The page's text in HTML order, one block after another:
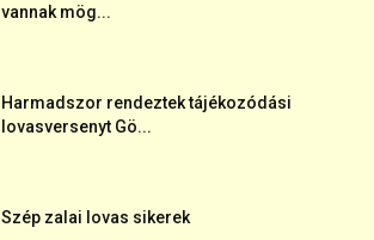
vannak mög...
Harmadszor rendeztek tájékozódási
lovasversenyt Gö...
Szép zalai lovas sikerek